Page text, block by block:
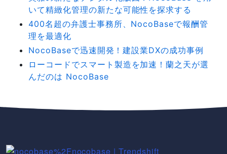
いて精緻化管理の新たな可能性を探求する
400名超の弁護士事務所、NocoBaseで報酬管
理を最適化
NocoBaseで迅速開発！建設業DXの成功事例
ローコードでスマート製造を加速！蘭之天が選
んだのは NocoBase